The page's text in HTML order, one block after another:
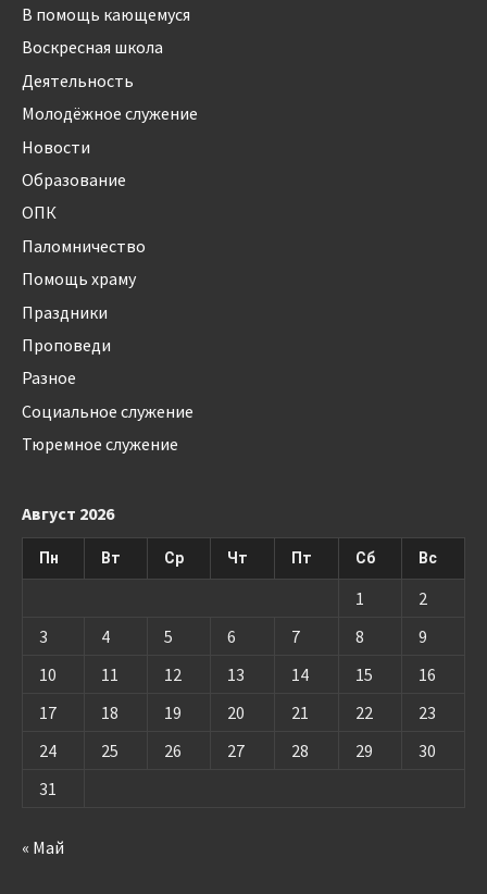
В помощь кающемуся
Воскресная школа
Деятельность
Молодёжное служение
Новости
Образование
ОПК
Паломничество
Помощь храму
Праздники
Проповеди
Разное
Социальное служение
Тюремное служение
Август 2026
Пн Вт Ср Чт Пт Сб Вс
1
2
3
4 5 6 7 8
9
10
11 12 13 14 15
16
17
18 19 20 21 22
23
24
25 26 27 28 29
30
31
« Май